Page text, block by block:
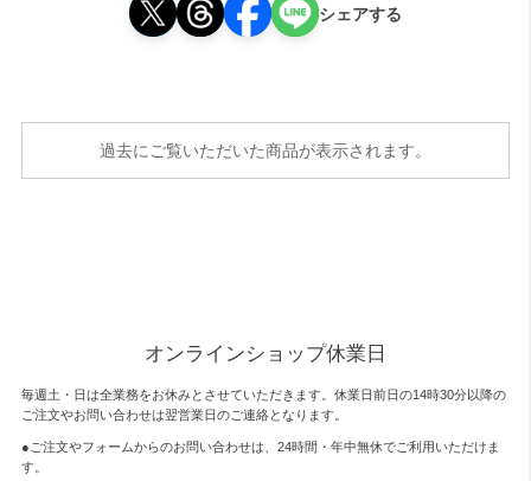
シェアする
過去にご覧いただいた商品が表示されます。
オンラインショップ休業日
毎週土・日は全業務をお休みとさせていただきます。休業日前日の14時30分以降の
ご注文やお問い合わせは翌営業日のご連絡となります。
●ご注文やフォームからのお問い合わせは、 24時間・年中無休でご利用いただけま
す。